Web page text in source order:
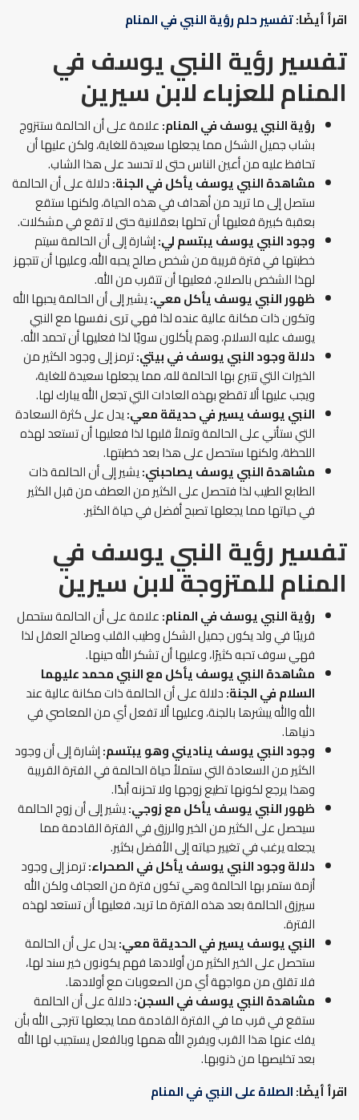
اقرأ أيضًا:تفسير حلم رؤية النبي في المنام
تفسير رؤية النبي يوسف في
المنام للعزباء لابن سيرين
رؤية النبي يوسف في المنام:علامة على أن الحالمة ستتزوج
بشاب جميل الشكل مما يجعلها سعيدة للغاية، ولكن عليها أن
تحافظ عليه من أعين الناس حتى لا تحسد على هذا الشاب.
مشاهدة النبي يوسف يأكل في الجنة:دلالة على أن الحالمة
ستصل إلى ما تريد من أهداف في هذه الحياة، ولكنها ستقع
بعقبة كبيرة فعليها أن تحلها بعقلانية حتى لا تقع في مشكلات.
وجود النبي يوسف يبتسم لي:إشارة إلى أن الحالمة سيتم
خطبتها في فترة قريبة من شخص صالح يحبه الله، وعليها أن تتجهز
لهذا الشخص بالصلاح، فعليها أن تتقرب من الله.
ظهور النبي يوسف يأكل معي:يشير إلى أن الحالمة يحبها الله
وتكون ذات مكانة عالية عنده لذا فهي ترى نفسها مع النبي
يوسف عليه السلام، وهم يأكلون سويًا لذا فعليها أن تحمد الله.
دلالة وجود النبي يوسف في بيتي:ترمز إلى وجود الكثير من
الخيرات التي تتبرع بها الحالمة لله، مما يجعلها سعيدة للغاية،
ويجب عليها ألا تقطع بهذه العادات التي تجعل الله يبارك لها.
النبي يوسف يسير في حديقة معي:يدل على كثرة السعادة
التي ستأتي على الحالمة وتملأ قلبها لذا فعليها أن تستعد لهذه
اللحظة، ولكنها ستحصل على هذا بعد خطبتها.
مشاهدة النبي يوسف يصاحبني:يشير إلى أن الحالمة ذات
الطابع الطيب لذا فتحصل على الكثير من العطف من قبل الكثير
في حياتها مما يجعلها تصبح أفضل في حياة الكثير.
تفسير رؤية النبي يوسف في
المنام للمتزوجة لابن سيرين
رؤية النبي يوسف في المنام:علامة على أن الحالمة ستحمل
قريبًا في ولد يكون جميل الشكل وطيب القلب وصالح العقل لذا
فهي سوف تحبه كثيرًا، وعليها أن تشكر الله حينها.
مشاهدة النبي يوسف يأكل مع النبي محمد عليهما
السلام في الجنة:دلالة على أن الحالمة ذات مكانة عالية عند
الله والله يبشرها بالجنة، وعليها ألا تفعل أي من المعاصي في
دنياها.
وجود النبي يوسف يناديني وهو يبتسم:إشارة إلى أن وجود
الكثير من السعادة التي ستملأ حياة الحالمة في الفترة القريبة
وهذا يرجع لكونها تطيع زوجها ولا تحزنه أبدًا.
ظهور النبي يوسف يأكل مع زوجي:يشير إلى أن زوج الحالمة
سيحصل على الكثير من الخير والرزق في الفترة القادمة مما
يجعله يرغب في تغيير حياته إلى الأفضل بكثير.
دلالة وجود النبي يوسف يأكل في الصحراء:ترمز إلى وجود
أزمة ستمر بها الحالمة وهي تكون فترة من العجاف ولكن الله
سيرزق الحالمة بعد هذه الفترة ما تريد، فعليها أن تستعد لهذه
الفترة.
النبي يوسف يسير في الحديقة معي:يدل على أن الحالمة
ستحصل على الخير الكثير من أولادها فهم يكونون خير سند لها،
فلا تقلق من مواجهة أي من الصعوبات مع أولادها.
مشاهدة النبي يوسف في السجن:دلالة على أن الحالمة
ستقع في قرب ما في الفترة القادمة مما يجعلها تترجى الله بأن
يفك عنها هذا القرب ويفرج الله همها وبالفعل يستجيب لها الله
بعد تخليصها من ذنوبها.
اقرأ أيضًا:الصلاة على النبي في المنام